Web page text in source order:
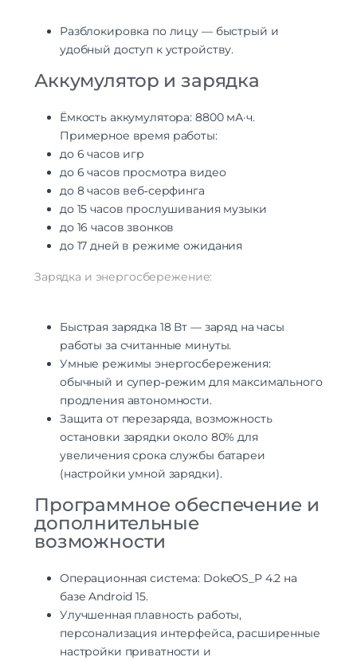
Разблокировка по лицу — быстрый и
удобный доступ к устройству.
Аккумулятор и зарядка
Ёмкость аккумулятора: 8800 мА·ч.
Примерное время работы:
до 6 часов игр
до 6 часов просмотра видео
до 8 часов веб‑серфинга
до 15 часов прослушивания музыки
до 16 часов звонков
до 17 дней в режиме ожидания
Зарядка и энергосбережение:
Быстрая зарядка 18 Вт — заряд на часы
работы за считанные минуты.
Умные режимы энергосбережения:
обычный и супер‑режим для максимального
продления автономности.
Защита от перезаряда, возможность
остановки зарядки около 80% для
увеличения срока службы батареи
(настройки умной зарядки).
Программное обеспечение и
дополнительные
возможности
Операционная система: DokeOS_P 4.2 на
базе Android 15.
Улучшенная плавность работы,
персонализация интерфейса, расширенные
настройки приватности и